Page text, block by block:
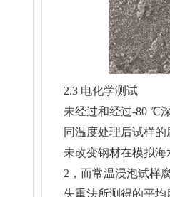
2.3 电化学测试
未经过和经过-80 ℃
同温度处理后试样
未改变钢材在模拟海
2，而常温浸泡试样
失重法所测得的平均